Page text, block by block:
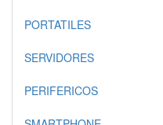
PORTATILES
SERVIDORES
PERIFERICOS